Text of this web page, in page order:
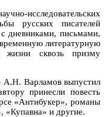
исследовательских
русских писателей
дневниками, письмами,
литературную
жизни сквозь призму
А.Н. Варламов выпустил
принесли повесть
«Антибукер», романы
«Купавна» и другие.